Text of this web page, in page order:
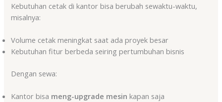
Kebutuhan cetak di kantor bisa berubah sewaktu-waktu,
misalnya:
Volume cetak meningkat saat ada proyek besar
Kebutuhan fitur berbeda seiring pertumbuhan bisnis
Dengan sewa:
Kantor bisa meng-upgrade mesin kapan saja